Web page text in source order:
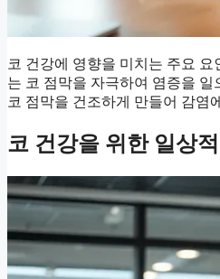
코 건강에 영향을 미치는 주요
는 코 점막을 자극하여 염증을
코 점막을 건조하게 만들어 감염
코 건강을 위한 일상